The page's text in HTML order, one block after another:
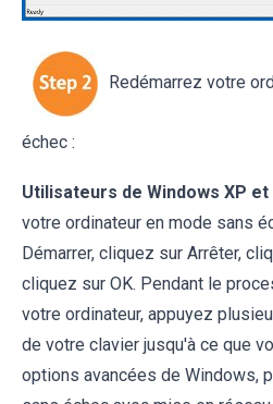
Redémarrez votre
échec :
Utilisateurs de Windows XP et
votre ordinateur en mode sans
Démarrer, cliquez sur Arrêter,
cliquez sur OK. Pendant le
votre ordinateur, appuyez
de votre clavier jusqu'à ce que
options avancées de Windows,